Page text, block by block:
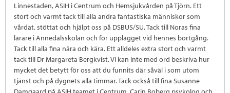
Linnestaden, ASIH i Centrum och Hemsjukvården på Tjörn. Ett
stort och varmt tack till alla andra fantastiska människor som
vårdat, stöttat och hjälpt oss på DSBUS/SU. Tack till Noras fina
lärare i Annedalsskolan och för upplägget vid hennes bortgång.
Tack till alla fina nära och kära. Ett alldeles extra stort och varmt
tack till Dr Margareta Bergkvist. Vi kan inte med ord beskriva hur
mycket det betytt för oss att du funnits där såväl i som utom
tjänst och på dygnets alla timmar. Tack också till fina Susanne